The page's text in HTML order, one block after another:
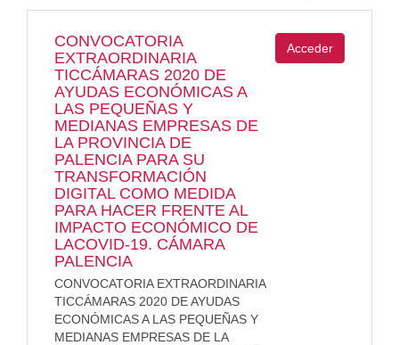
CONVOCATORIA
EXTRAORDINARIA
TICCÁMARAS 2020 DE
AYUDAS ECONÓMICAS A
LAS PEQUEÑAS Y
MEDIANAS EMPRESAS DE
LA PROVINCIA DE
PALENCIA PARA SU
TRANSFORMACIÓN
DIGITAL COMO MEDIDA
PARA HACER FRENTE AL
IMPACTO ECONÓMICO DE
LACOVID-19. CÁMARA
PALENCIA
CONVOCATORIA EXTRAORDINARIA
TICCÁMARAS 2020 DE AYUDAS
ECONÓMICAS A LAS PEQUEÑAS Y
MEDIANAS EMPRESAS DE LA
Acceder